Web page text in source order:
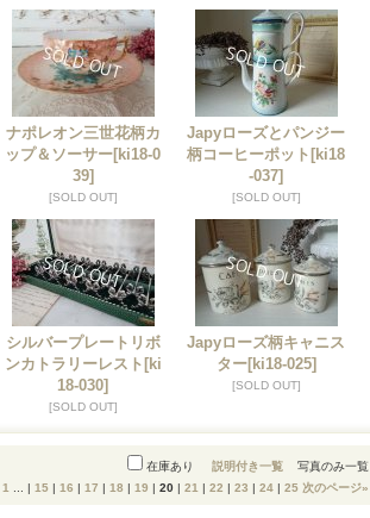
ナポレオン三世花柄カ
ップ＆ソーサー[ki18-0
39]
[SOLD OUT]
Japyローズとパンジー
柄コーヒーポット [ki18
-037]
[SOLD OUT]
シルバープレートリボ
ンカトラリーレスト [ki
18-030]
[SOLD OUT]
Japyローズ柄キャニス
ター[ki18-025]
[SOLD OUT]
在庫あり 説明付き一覧 写真のみ一覧
1 | 15 | 16 | 17 | 18 | 19 | 20 | 21 | 22 | 23 | 24 | 25 次のページ»